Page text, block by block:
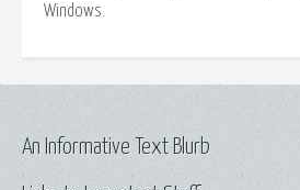
Windows.
An Informative Text Blurb